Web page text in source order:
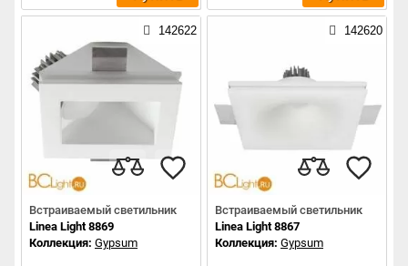
142622
Встраиваемый светильник
Linea Light 8869
Коллекция: Gypsum
142620
Встраиваемый светильник
Linea Light 8867
Коллекция: Gypsum